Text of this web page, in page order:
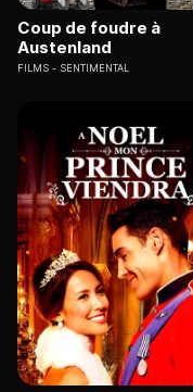
Coup de foudre à
Austenland
FILMS SENTIMENTAL